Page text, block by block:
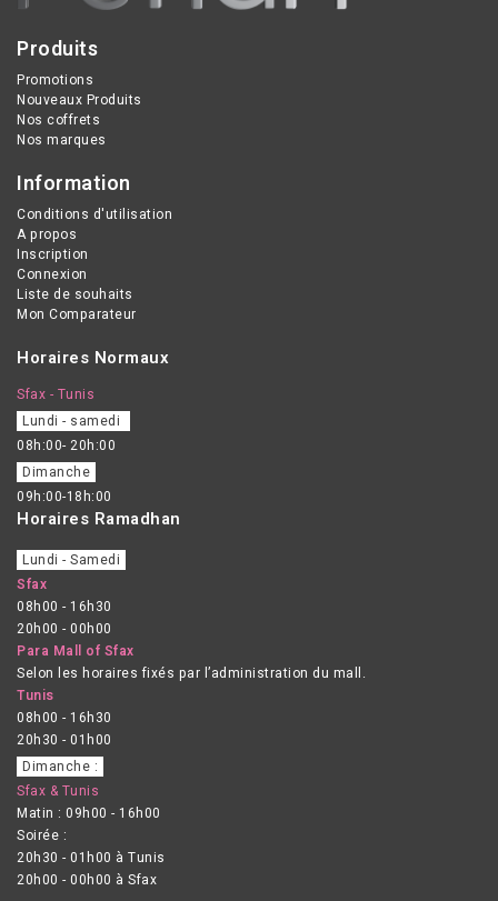
Produits
Promotions
Nouveaux Produits
Nos coffrets
Nos marques
Information
Conditions d'utilisation
A propos
Inscription
Connexion
Liste de souhaits
Mon Comparateur
Horaires Normaux
Sfax - Tunis
Lundi - samedi
08h:00- 20h:00
Dimanche
09h:00-18h:00
Horaires Ramadhan
Lundi - Samedi
Sfax
08h00 - 16h30
20h00 - 00h00
Para Mall of Sfax
Selon les horaires fixés par l’administration du mall.
Tunis
08h00 - 16h30
20h30 - 01h00
Dimanche :
Sfax & Tunis
Matin : 09h00 - 16h00
Soirée :
20h30 - 01h00 à Tunis
20h00 - 00h00 à Sfax